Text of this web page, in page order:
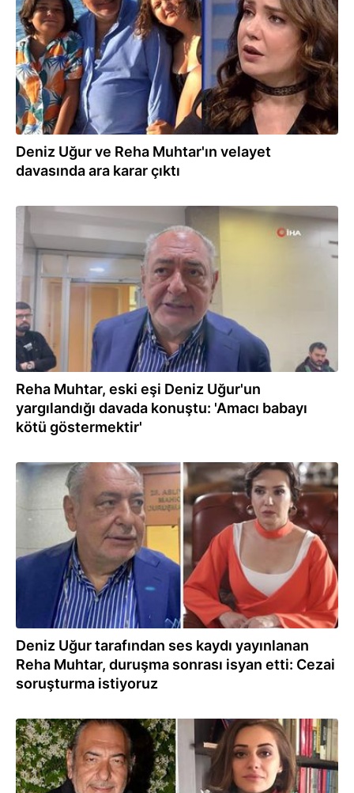
Deniz Uğur ve Reha Muhtar'ın velayet
davasında ara karar çıktı
Reha Muhtar, eski eşi Deniz Uğur'un
yargılandığı davada konuştu: 'Amacı babayı
kötü göstermektir'
05.10.2023
Deniz Uğur tarafından ses kaydı yayınlanan
Reha Muhtar, duruşma sonrası isyan etti: Cezai
soruşturma istiyoruz
21.06.2023